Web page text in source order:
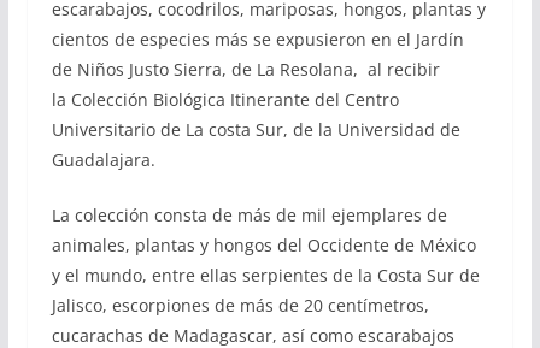
escarabajos, cocodrilos, mariposas, hongos, plantas y
cientos de especies más se expusieron en el Jardín
de Niños Justo Sierra, de La Resolana, al recibir
la Colección Biológica Itinerante del Centro
Universitario de La costa Sur, de la Universidad de
Guadalajara.
La colección consta de más de mil ejemplares de
animales, plantas y hongos del Occidente de México
y el mundo, entre ellas serpientes de la Costa Sur de
Jalisco, escorpiones de más de 20 centímetros,
cucarachas de Madagascar, así como escarabajos